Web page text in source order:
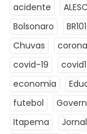
acidente ALESC
Bolsonaro
BR101
Chuvas
covid-19
economia
futebol
Itapema